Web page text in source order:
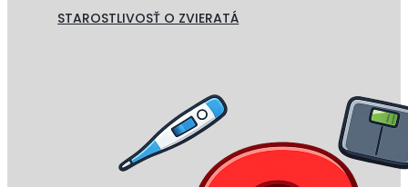
STAROSTLIVOSŤ O ZVIERATÁ